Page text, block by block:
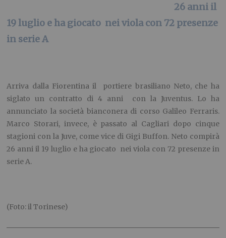
26 anni il
19 luglio e ha giocato nei viola con 72 presenze
in serie A
Arriva dalla Fiorentina il portiere brasiliano Neto, che ha
siglato un contratto di 4 anni con la Juventus. Lo ha
annunciato la società bianconera di corso Galileo Ferraris.
Marco Storari, invece, è passato al Cagliari dopo cinque
stagioni con la Juve, come vice di Gigi Buffon. Neto compirà
26 anni il 19 luglio e ha giocato nei viola con 72 presenze in
serie A.
(Foto: il Torinese)